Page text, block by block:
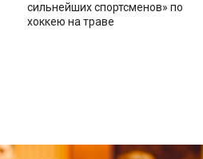
сильнейших спортсменов» по
хоккею на траве